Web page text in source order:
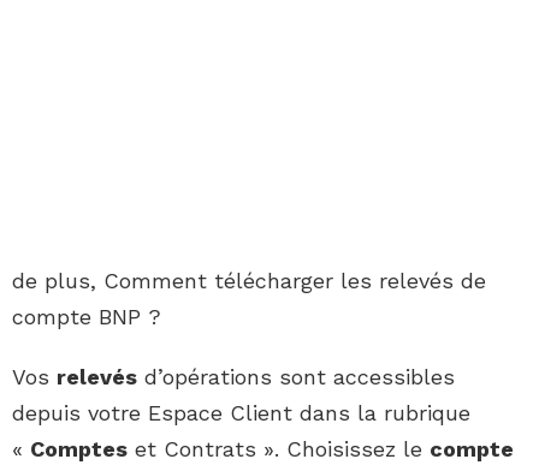
de plus, Comment télécharger les relevés de
compte BNP ?
Vos relevés d’opérations sont accessibles
depuis votre Espace Client dans la rubrique
« Comptes et Contrats ». Choisissez le compte